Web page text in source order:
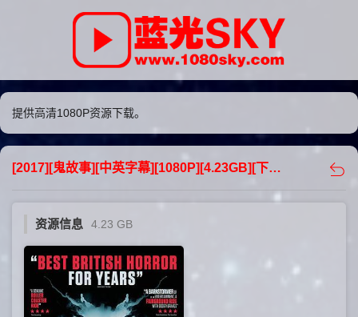
提供高清1080P资源下载。
[2017][鬼故事][中英字幕][1080P][4.23GB][下载] - 蓝光sky
资源信息 4.23 GB